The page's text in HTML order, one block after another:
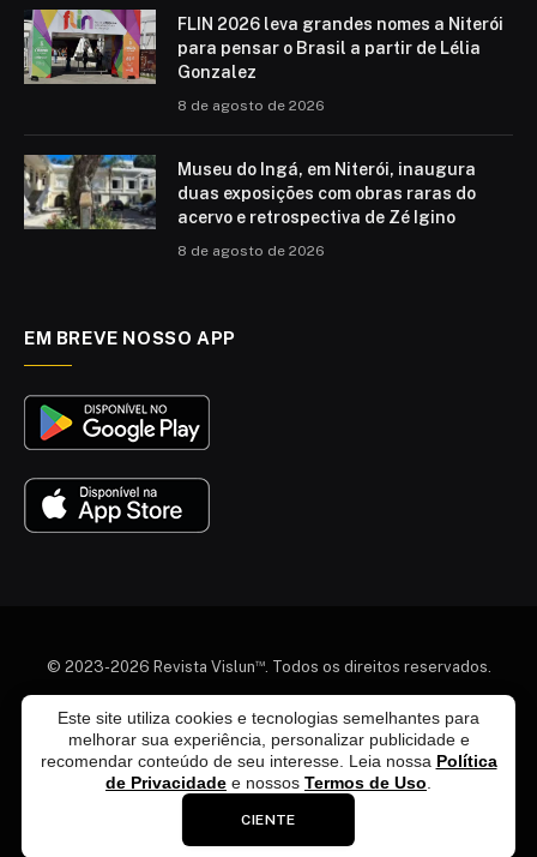
Este site utiliza cookies e tecnologias semelhantes para
melhorar sua experiência, personalizar publicidade e
recomendar conteúdo de seu interesse. Leia nossa Política
de Privacidade e nossos Termos de Uso
CIENTE
FLIN 2026 leva grandes nomes a Niterói
para pensar o Brasil a partir de Lélia
Gonzalez
8 de agosto de 2026
Museu do Ingá, em Niterói, inaugura
duas exposições com obras raras do
acervo e retrospectiva de Zé Igino
8 de agosto de 2026
EM BREVE NOSSO APP
© 2023-2026 Revista Vislun™. Todos os direitos reservados.
Quem somos Colaboradores
Agenda Cultural
Termos e Condições
Política de Privacidade
Política de Exclusão de Dados
Política Editorial